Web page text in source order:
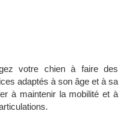
votre chien à faire des
adaptés à son âge et à sa
à maintenir la mobilité et à